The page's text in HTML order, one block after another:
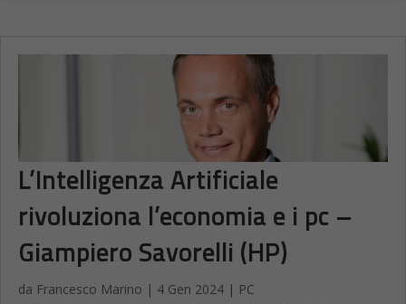
L’Intelligenza Artificiale
rivoluziona l’economia e i pc –
Giampiero Savorelli (HP)
da Francesco Marino | 4 Gen 2024 | PC